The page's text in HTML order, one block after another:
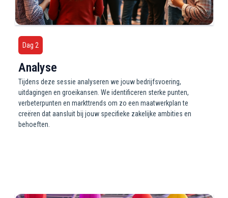
Dag 2
Analyse
Tijdens deze sessie analyseren we jouw bedrijfsvoering,
uitdagingen en groeikansen. We identificeren sterke punten,
verbeterpunten en markttrends om zo een maatwerkplan te
creëren dat aansluit bij jouw specifieke zakelijke ambities en
behoeften.